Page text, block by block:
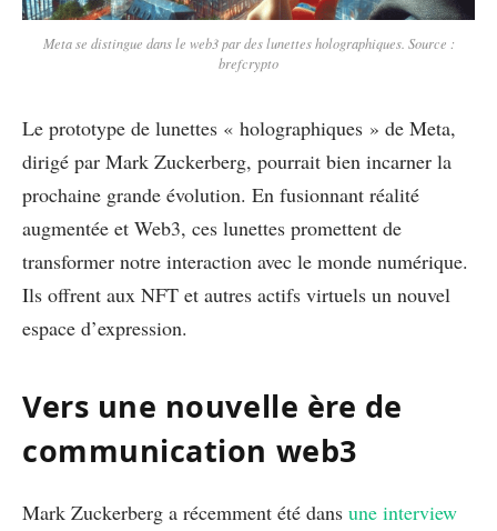
Meta se distingue dans le web3 par des lunettes holographiques. Source :
brefcrypto
Le prototype de lunettes « holographiques » de Meta,
dirigé par Mark Zuckerberg, pourrait bien incarner la
prochaine grande évolution. En fusionnant réalité
augmentée et Web3, ces lunettes promettent de
transformer notre interaction avec le monde numérique.
Ils offrent aux NFT et autres actifs virtuels un nouvel
espace d’expression.
Vers une nouvelle ère de
communication web3
Mark Zuckerberg a récemment été dans une interview